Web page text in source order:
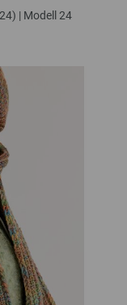
| Modell 24